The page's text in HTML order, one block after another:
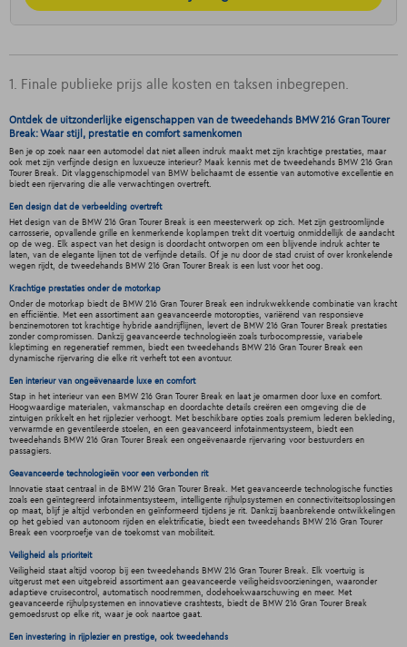
1. Finale publieke prijs alle kosten en taksen inbegrepen.
Ontdek de uitzonderlijke eigenschappen van de tweedehands BMW 216 Gran Tourer
Break: Waar stijl, prestatie en comfort samenkomen
Ben je op zoek naar een automodel dat niet alleen indruk maakt met zijn krachtige prestaties, maar
ook met zijn verfijnde design en luxueuze interieur? Maak kennis met de tweedehands BMW 216 Gran
Tourer Break. Dit vlaggenschipmodel van BMW belichaamt de essentie van automotive excellentie en
biedt een rijervaring die alle verwachtingen overtreft.
Een design dat de verbeelding overtreft
Het design van de BMW 216 Gran Tourer Break is een meesterwerk op zich. Met zijn gestroomlijnde
carrosserie, opvallende grille en kenmerkende koplampen trekt dit voertuig onmiddellijk de aandacht
op de weg. Elk aspect van het design is doordacht ontworpen om een blijvende indruk achter te
laten, van de elegante lijnen tot de verfijnde details. Of je nu door de stad cruist of over kronkelende
wegen rijdt, de tweedehands BMW 216 Gran Tourer Break is een lust voor het oog.
Krachtige prestaties onder de motorkap
Onder de motorkap biedt de BMW 216 Gran Tourer Break een indrukwekkende combinatie van kracht
en efficiëntie. Met een assortiment aan geavanceerde motoropties, variërend van responsieve
benzinemotoren tot krachtige hybride aandrijflijnen, levert de BMW 216 Gran Tourer Break prestaties
zonder compromissen. Dankzij geavanceerde technologieën zoals turbocompressie, variabele
kleptiming en regeneratief remmen, biedt een tweedehands BMW 216 Gran Tourer Break een
dynamische rijervaring die elke rit verheft tot een avontuur.
Een interieur van ongeëvenaarde luxe en comfort
Stap in het interieur van een BMW 216 Gran Tourer Break en laat je omarmen door luxe en comfort.
Hoogwaardige materialen, vakmanschap en doordachte details creëren een omgeving die de
zintuigen prikkelt en het rijplezier verhoogt. Met beschikbare opties zoals premium lederen bekleding,
verwarmde en geventileerde stoelen, en een geavanceerd infotainmentsysteem, biedt een
tweedehands BMW 216 Gran Tourer Break een ongeëvenaarde rijervaring voor bestuurders en
passagiers.
Geavanceerde technologieën voor een verbonden rit
Innovatie staat centraal in de BMW 216 Gran Tourer Break. Met geavanceerde technologische functies
zoals een geïntegreerd infotainmentsysteem, intelligente rijhulpsystemen en connectiviteitsoplossingen
op maat, blijf je altijd verbonden en geïnformeerd tijdens je rit. Dankzij baanbrekende ontwikkelingen
op het gebied van autonoom rijden en elektrificatie, biedt een tweedehands BMW 216 Gran Tourer
Break een voorproefje van de toekomst van mobiliteit.
Veiligheid als prioriteit
Veiligheid staat altijd voorop bij een tweedehands BMW 216 Gran Tourer Break. Elk voertuig is
uitgerust met een uitgebreid assortiment aan geavanceerde veiligheidsvoorzieningen, waaronder
adaptieve cruisecontrol, automatisch noodremmen, dodehoekwaarschuwing en meer. Met
geavanceerde rijhulpsystemen en innovatieve crashtests, biedt de BMW 216 Gran Tourer Break
gemoedsrust op elke rit, waar je ook naartoe gaat.
Een investering in rijplezier en prestige, ook tweedehands